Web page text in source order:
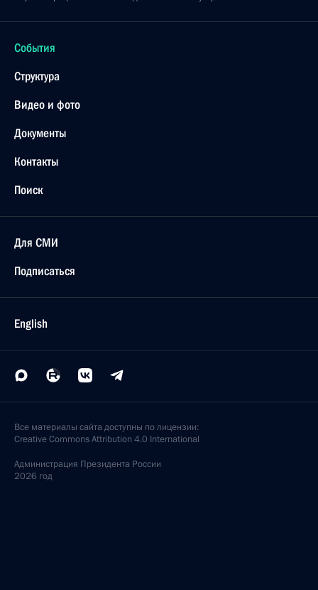
События
Структура
Видео и фото
Документы
Контакты
Поиск
Для СМИ
Подписаться
English
Все материалы сайта доступны по лицензии:
Creative Commons Attribution 4.0 International
Администрация Президента России
2026 год